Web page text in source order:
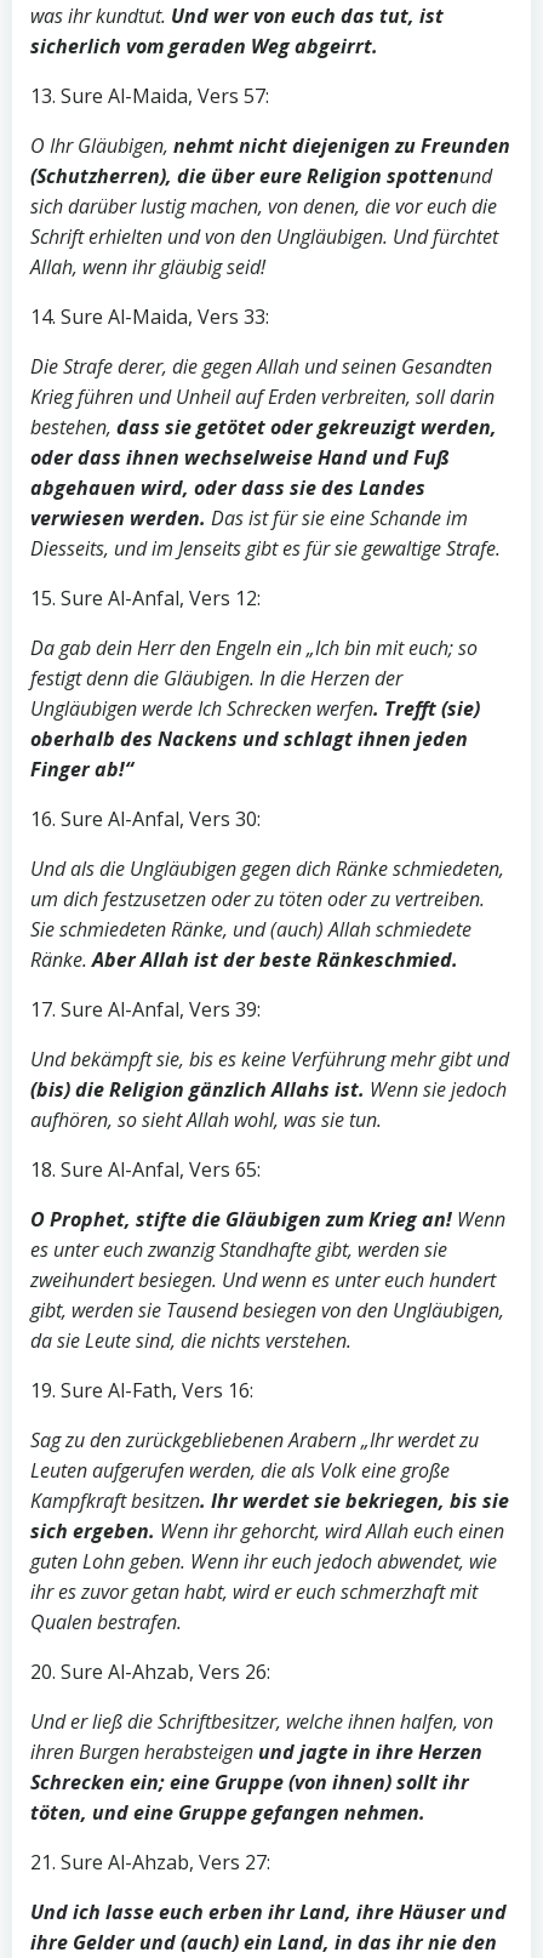
was ihr kundtut. Und wer von euch das tut, ist
sicherlich vom geraden Weg abgeirrt.
13. Sure Al-Maida, Vers 57:
O Ihr Gläubigen, nehmt nicht diejenigen zu Freunden
(Schutzherren), die über eure Religion spottenund
sich darüber lustig machen, von denen, die vor euch die
Schrift erhielten und von den Ungläubigen. Und fürchtet
Allah, wenn ihr gläubig seid!
14. Sure Al-Maida, Vers 33:
Die Strafe derer, die gegen Allah und seinen Gesandten
Krieg führen und Unheil auf Erden verbreiten, soll darin
bestehen, dass sie getötet oder gekreuzigt werden,
oder dass ihnen wechselweise Hand und Fuß
abgehauen wird, oder dass sie des Landes
verwiesen werden. Das ist für sie eine Schande im
Diesseits, und im Jenseits gibt es für sie gewaltige Strafe.
15. Sure Al-Anfal, Vers 12:
Da gab dein Herr den Engeln ein „Ich bin mit euch; so
festigt denn die Gläubigen. In die Herzen der
Ungläubigen werde Ich Schrecken werfen. Trefft (sie)
oberhalb des Nackens und schlagt ihnen jeden
Finger ab!“
16. Sure Al-Anfal, Vers 30:
Und als die Ungläubigen gegen dich Ränke schmiedeten,
um dich festzusetzen oder zu töten oder zu vertreiben.
Sie schmiedeten Ränke, und (auch) Allah schmiedete
Ränke.Aber Allah ist der beste Ränkeschmied.
17. Sure Al-Anfal, Vers 39:
Und bekämpft sie, bis es keine Verführung mehr gibt und
(bis) die Religion gänzlich Allahs ist. Wenn sie jedoch
aufhören, so sieht Allah wohl, was sie tun.
18. Sure Al-Anfal, Vers 65:
O Prophet, stifte die Gläubigen zum Krieg an! Wenn
es unter euch zwanzig Standhafte gibt, werden sie
zweihundert besiegen. Und wenn es unter euch hundert
gibt, werden sie Tausend besiegen von den Ungläubigen,
da sie Leute sind, die nichts verstehen.
19. Sure Al-Fath, Vers 16:
Sag zu den zurückgebliebenen Arabern „Ihr werdet zu
Leuten aufgerufen werden, die als Volk eine große
Kampfkraft besitzen. Ihr werdet sie bekriegen, bis sie
sich ergeben. Wenn ihr gehorcht, wird Allah euch einen
guten Lohn geben. Wenn ihr euch jedoch abwendet, wie
ihr es zuvor getan habt, wird er euch schmerzhaft mit
Qualen bestrafen.
20. Sure Al-Ahzab, Vers 26:
Und er ließ die Schriftbesitzer, welche ihnen halfen, von
ihren Burgen herabsteigen und jagte in ihre Herzen
Schrecken ein; eine Gruppe (von ihnen) sollt ihr
töten, und eine Gruppe gefangen nehmen.
21. Sure Al-Ahzab, Vers 27:
Und ich lasse euch erben ihr Land, ihre Häuser und
ihre Gelder und (auch) ein Land, in das ihr nie den